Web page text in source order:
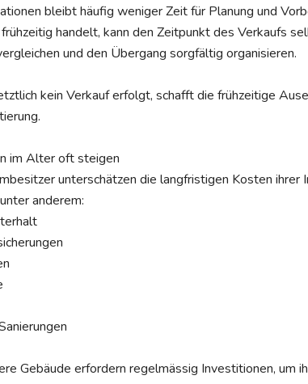
bleibt häufig weniger Zeit für Planung und
handelt, kann den Zeitpunkt des Verkaufs
und den Übergang sorgfältig organisieren.
kein Verkauf erfolgt, schafft die frühzeitige
im Alter oft steigen
unterschätzen die langfristigen Kosten ihrer
anderem:
Gebäude erfordern regelmässig Investitionen, um